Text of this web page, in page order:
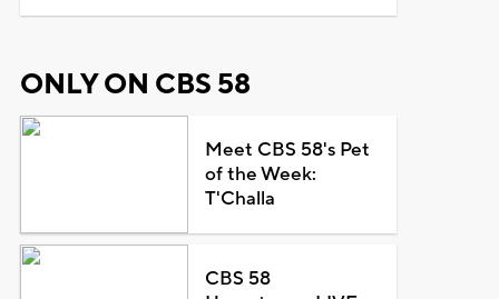
ONLY ON CBS 58
Meet CBS 58's Pet
of the Week:
T'Challa
CBS 58